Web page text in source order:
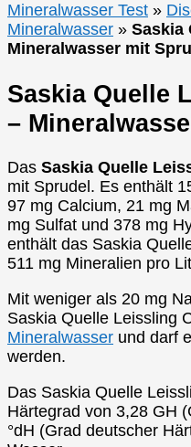
Mineralwasser Test »
Mineralwasser » Saskia
Mineralwasser mit
Saskia Quelle
–
Das Saskia Quelle
mit Sprudel. Es enthält
97 mg Calcium, 21 mg
mg Sulfat und 378 mg
enthält das Saskia
511 mg Mineralien pro
Mit weniger als 20 mg
Saskia Quelle Leissling
Mineralwasser und darf
werden.
Das Saskia Quelle
Härtegrad von 3,28 GH
°dH (Grad deutscher